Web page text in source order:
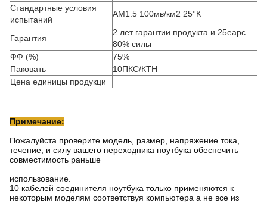
Стандартные условия
испытаний
АМ1.5 100мв/км2 25°К
Гарантия
2 лет гарантии продукта и 25еарс
80% силы
ФФ (%)
75%
Паковать
10ПКС/КТН
Цена единицы продукци
Примечание:
Пожалуйста проверите модель, размер, напряжение тока,
течение, и силу вашего переходника ноутбука обеспечить
совместимость раньше
использование.
10 кабелей соединителя ноутбука только применяются к
некоторым моделям соответствуя компьютера а не все из